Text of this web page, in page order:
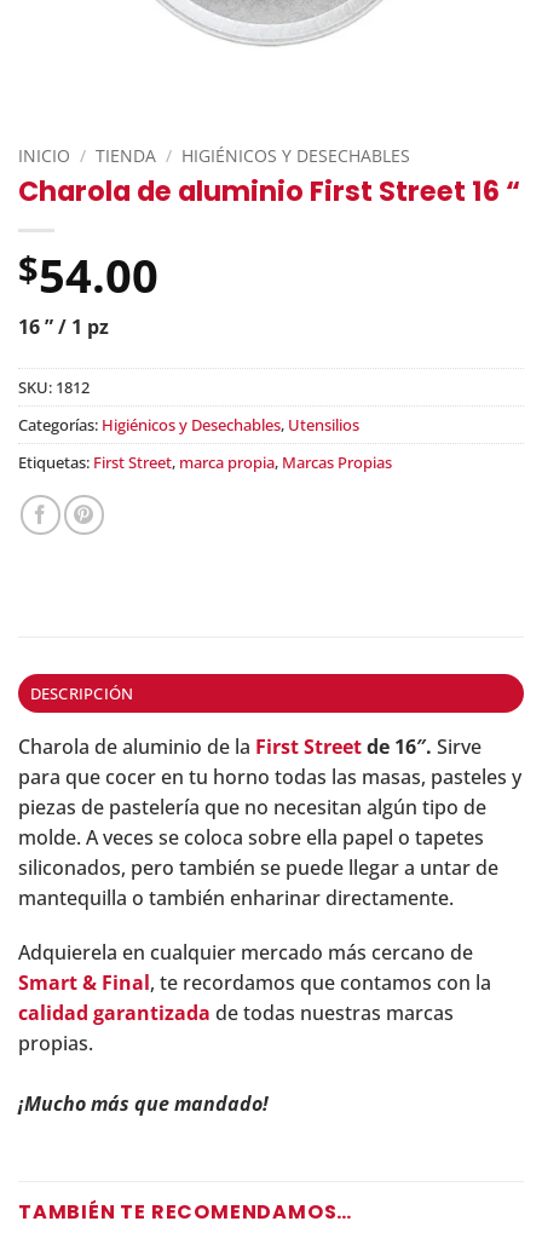
INICIO / TIENDA / HIGIÉNICOS Y DESECHABLES
Charola de aluminio First Street 16 “
$54.00
16 ” / 1 pz
SKU: 1812
Categorías: Higiénicos y Desechables, Utensilios
Etiquetas: First Street, marca propia, Marcas Propias
DESCRIPCIÓN
Charola de aluminio de la First Streetde 16″. Sirve
para que cocer en tu horno todas las masas, pasteles y
piezas de pastelería que no necesitan algún tipo de
molde. A veces se coloca sobre ella papel o tapetes
siliconados, pero también se puede llegar a untar de
mantequilla o también enharinar directamente.
Adquierela en cualquier mercado más cercano de
Smart & Final, te recordamos que contamos con la
calidad garantizada de todas nuestras marcas
propias.
¡Mucho más que mandado!
TAMBIÉN TE RECOMENDAMOS…